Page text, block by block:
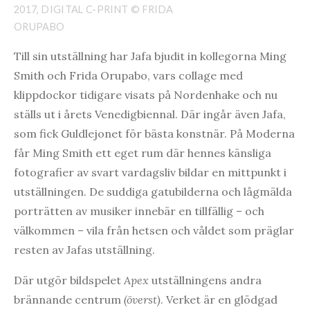
2017, DIGITAL C-PRINT © FRIDA
ORUPABO
Till sin utställning har Jafa bjudit in kollegorna Ming
Smith och Frida Orupabo, vars collage med
klippdockor tidigare visats på Nordenhake och nu
ställs ut i årets Venedigbiennal. Där ingår även Jafa,
som fick Guldlejonet för bästa konstnär. På Moderna
får Ming Smith ett eget rum där hennes känsliga
fotografier av svart vardagsliv bildar en mittpunkt i
utställningen. De suddiga gatubilderna och lågmälda
porträtten av musiker innebär en tillfällig – och
välkommen – vila från hetsen och våldet som präglar
resten av Jafas utställning.
Där utgör bildspelet Apex utställningens andra
brännande centrum (överst). Verket är en glödgad